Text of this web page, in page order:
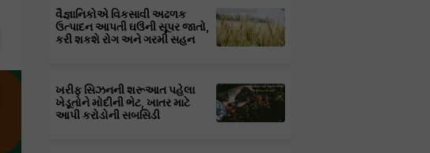
વૈજ્ઞાનિકોએ વિકસાવી અઢળક
ઉત્પાદન આપતી ઘઉંની સૂપર જાતો,
કરી શકશે રોગ અને ગરમી સહન
ખરીફ સિઝનની શરૂઆત પહેલા
ખેડૂતોને મોદીની ભેટ, ખાતર માટે
આપી કરોડોની સબસિડી